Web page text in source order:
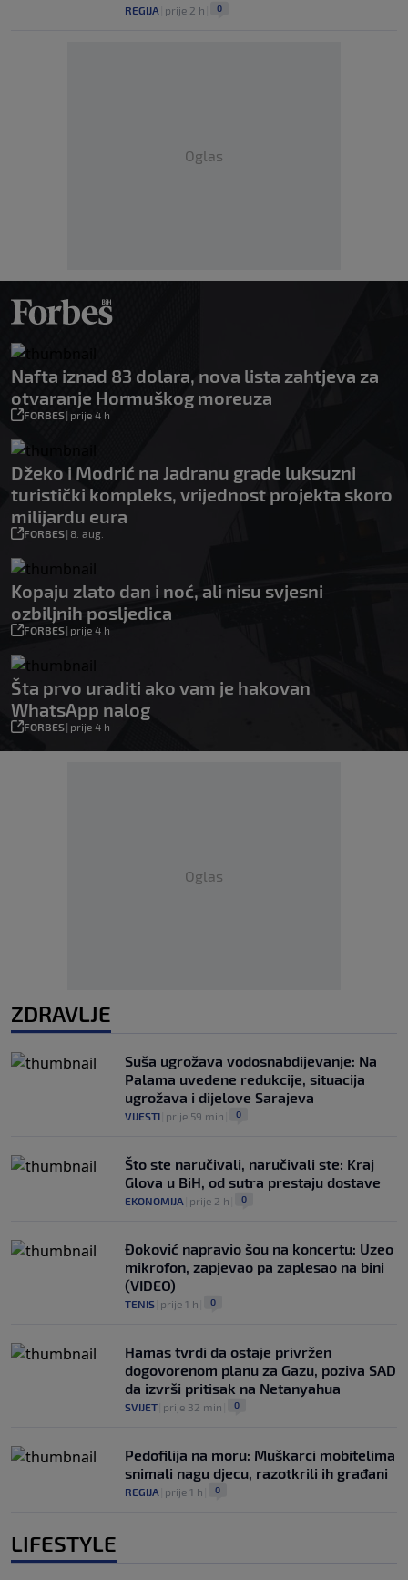
REGIJA prije 2 h 0
Oglas
Nafta iznad 83 dolara, nova lista zahtjeva za
otvaranje Hormuškog moreuza
FORBES| prije 4 h
Džeko i Modrić na Jadranu grade luksuzni
turistički kompleks, vrijednost projekta skoro
milijardu eura
FORBES| 8. aug.
Kopaju zlato dan i noć, ali nisu svjesni
ozbiljnih posljedica
FORBES| prije 4 h
Šta prvo uraditi ako vam je hakovan
WhatsApp nalog
FORBES| prije 4 h
Oglas
ZDRAVLJE
Suša ugrožava vodosnabdijevanje: Na
Palama uvedene redukcije, situacija
ugrožava i dijelove Sarajeva
VIJESTI prije 59 min 0
Što ste naručivali, naručivali ste: Kraj
Glova u BiH, od sutra prestaju dostave
EKONOMIJA prije 2 h 0
Đoković napravio šou na koncertu: Uzeo
mikrofon, zapjevao pa zaplesao na bini
(VIDEO)
TENIS prije 1 h 0
Hamas tvrdi da ostaje privržen
dogovorenom planu za Gazu, poziva SAD
da izvrši pritisak na Netanyahua
SVIJET prije 32 min 0
Pedofilija na moru: Muškarci mobitelima
snimali nagu djecu, razotkrili ih građani
REGIJA prije 1 h 0
LIFESTYLE